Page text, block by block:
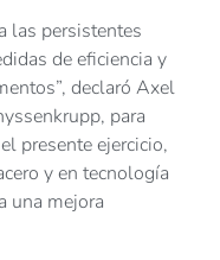
las persistentes
de eficiencia y
declaró Axel
para
presente ejercicio,
y en tecnología
una mejora